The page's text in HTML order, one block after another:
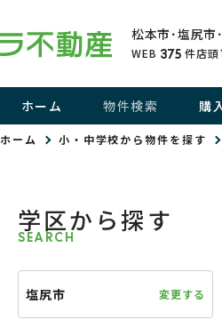
松本市･塩尻市
WEB 375 件店頭
ホーム 物件検索 購
ホーム 小・中学校から物件を探す
学区から探す
SEARCH
塩尻市 変更する